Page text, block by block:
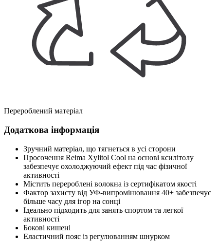
Перероблений матеріал
Додаткова інформація
Зручний матеріал, що тягнеться в усі сторони
Просочення Reima Xylitol Cool на основі ксилітолу
забезпечує охолоджуючий ефект під час фізичної
активності
Містить перероблені волокна із сертифікатом якості
Фактор захисту від УФ-випромінювання 40+ забезпечує
більше часу для ігор на сонці
Ідеально підходить для занять спортом та легкої
активності
Бокові кишені
Еластичний пояс із регулюванням шнурком